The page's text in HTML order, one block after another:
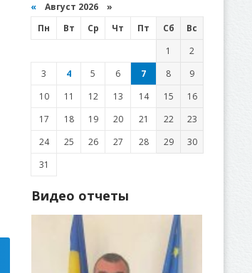
« Август 2026 »
Пн
Вт Ср Чт Пт Сб
Вс
1
2
3
4 5 6 7 8
9
10
11 12 13 14 15
16
17
18 19 20 21 22
23
24
25 26 27 28 29
30
31
Видео отчеты